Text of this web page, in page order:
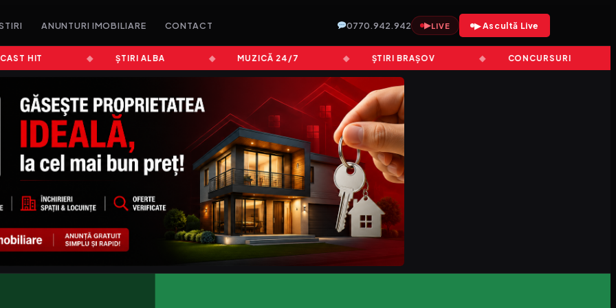
ANUNTURI IMOBILIARE CONTACT 0770.942.942 ▶LIVE ▶ Ascultă Live
HIT ȘTIRI ALBA MUZICĂ 24/7 ȘTIRI BRAȘOV CONCURSURI